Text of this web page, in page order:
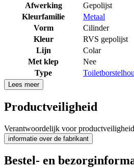
Afwerking
Gepolijst
Kleurfamilie
Metaal
Vorm
Cilinder
Kleur
RVS gepolijst
Lijn
Colar
Met klep
Nee
Type
Lees meer
Productveiligheid
Verantwoordelijk voor
informatie over de fabrikant
Bestel- en